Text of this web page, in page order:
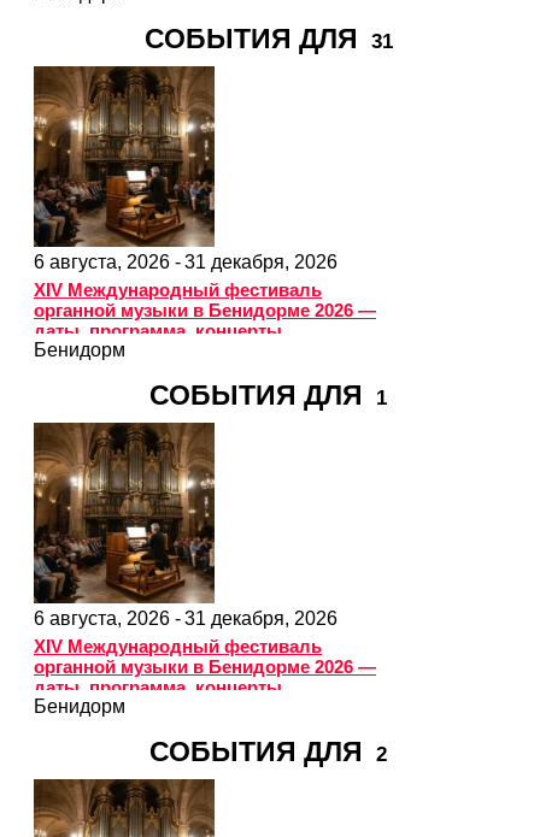
СОБЫТИЯ ДЛЯ 31
6 августа, 2026 -31 декабря, 2026
XIV Международный фестиваль
органной музыки в Бенидорме 2026 —
даты, программа, концерты
Бенидорм
СОБЫТИЯ ДЛЯ 1
6 августа, 2026 -31 декабря, 2026
XIV Международный фестиваль
органной музыки в Бенидорме 2026 —
даты, программа, концерты
Бенидорм
СОБЫТИЯ ДЛЯ 2